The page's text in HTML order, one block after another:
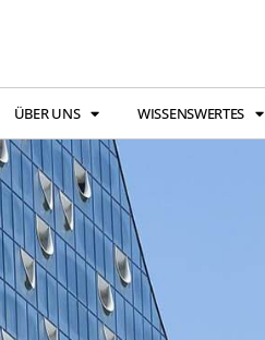
ÜBER UNS WISSENSWERTES